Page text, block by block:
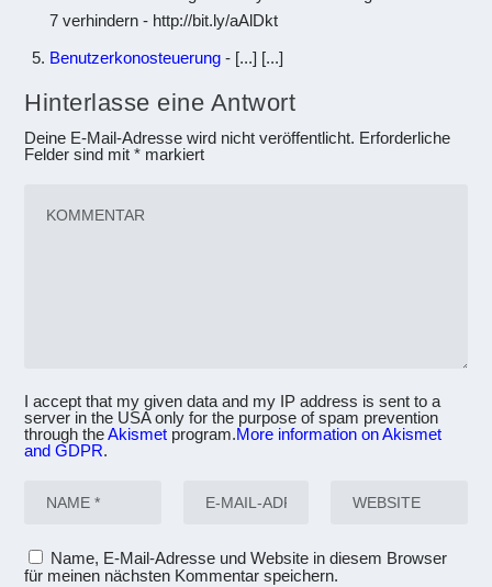
7 verhindern - http://bit.ly/aAlDkt
Benutzerkonosteuerung- [...] [...]
Hinterlasse eine Antwort
Deine E-Mail-Adresse wird nicht veröffentlicht. Erforderliche
Felder sind mit* markiert
I accept that my given data and my IP address is sent to a
server in the USA only for the purpose of spam prevention
through theAkismet program.More information on Akismet
and GDPR.
Name, E-Mail-Adresse und Website in diesem Browser
für meinen nächsten Kommentar speichern.